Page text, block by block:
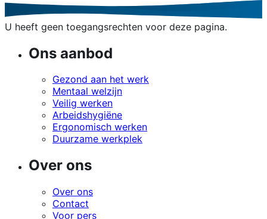
U heeft geen toegangsrechten voor deze pagina.
Ons aanbod
Gezond aan het werk
Mentaal welzijn
Veilig werken
Arbeidshygiëne
Ergonomisch werken
Duurzame werkplek
Over ons
Over ons
Contact
Voor pers